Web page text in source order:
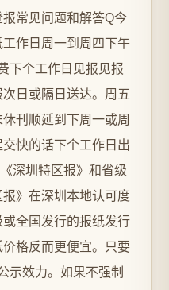
常见问题和解答Q今
作日周一到周四下午
下个工作日见报见报
日或隔日送达。周五
刊顺延到下周一或周
快的话下个工作日出
深圳特区报》和省级
》在深圳本地认可度
全国发行的报纸发行
格反而更便宜。只要
示效力。如果不强制